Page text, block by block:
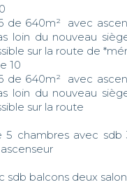
de 640m²  avec
loin du nouveau
sur la route de
10
de 640m²  avec
loin du nouveau
sur la route
5 chambres avec sdb
balcons deux salon...